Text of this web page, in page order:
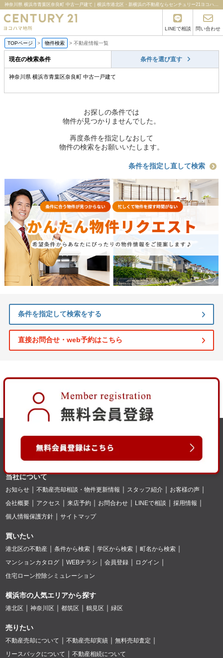
神奈川県 横浜市青葉区奈良町 中古一戸建て｜横浜市港北区・新横浜の不動産ならセンチュリー21ヨコハマ地所
LINEで相談 問い合わせ
TOPページ > 物件検索 > 不動産情報一覧
現在の検索条件 条件を選び直す
神奈川県 横浜市青葉区奈良町 中古一戸建て
お探しの条件では
物件が見つかりませんでした。
再度条件を指定しなおして
物件の検索をお願いいたします。
条件を指定し直して検索
条件を指定して検索をする
直接お問合せ・web予約はこちら
当社について
お知らせ 不動産売却相談・物件更新情報 スタッフ紹介
お客様の声
会社概要
アクセス 来店予約 お問合わせ LINEで相談
採用情報
個人情報保護方針
サイトマップ
買いたい
港北区の不動産 条件から検索 学区から検索
町名から検索
マンションカタログ
WEBチラシ 会員登録
ログイン
住宅ローン控除シミュレーション
横浜市の人気エリアから探す
港北区 神奈川区 都筑区 鶴見区 緑区
売りたい
不動産売却について 不動産売却実績
無料売却査定
リースバックについて
不動産相続について